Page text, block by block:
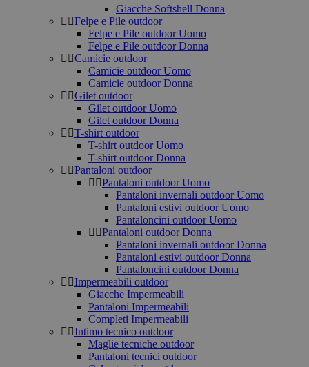
Giacche Softshell Donna
Felpe e Pile outdoor
Felpe e Pile outdoor Uomo
Felpe e Pile outdoor Donna
Camicie outdoor
Camicie outdoor Uomo
Camicie outdoor Donna
Gilet outdoor
Gilet outdoor Uomo
Gilet outdoor Donna
T-shirt outdoor
T-shirt outdoor Uomo
T-shirt outdoor Donna
Pantaloni outdoor
Pantaloni outdoor Uomo
Pantaloni invernali outdoor Uomo
Pantaloni estivi outdoor Uomo
Pantaloncini outdoor Uomo
Pantaloni outdoor Donna
Pantaloni invernali outdoor Donna
Pantaloni estivi outdoor Donna
Pantaloncini outdoor Donna
Impermeabili outdoor
Giacche Impermeabili
Pantaloni Impermeabili
Completi Impermeabili
Intimo tecnico outdoor
Maglie tecniche outdoor
Pantaloni tecnici outdoor